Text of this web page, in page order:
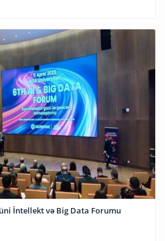
İntellekt və Big Data Forumu